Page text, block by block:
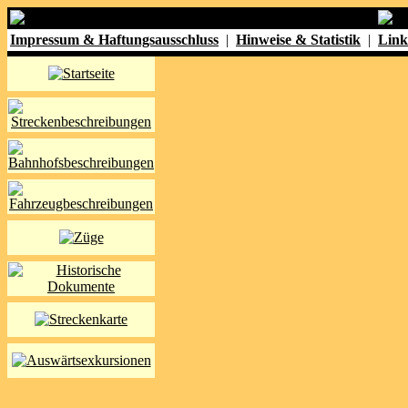
Impressum & Haftungsausschluss | Hinweise & Statistik |